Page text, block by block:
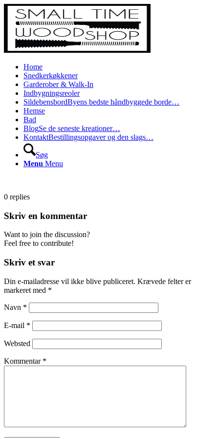
Home
Snedkerkøkkener
Garderober & Walk-In
Indbygningsreoler
SildebensbordByens bedste håndbyggede borde…
Hemse
Bad
BlogSe de seneste kreationer…
KontaktBestillingsopgaver og den slags…
Søg
Menu Menu
0 replies
Skriv en kommentar
Want to join the discussion?
Feel free to contribute!
Skriv et svar
Din e-mailadresse vil ikke blive publiceret. Krævede felter er
markeret med *
Navn *
E-mail *
Websted
Kommentar *